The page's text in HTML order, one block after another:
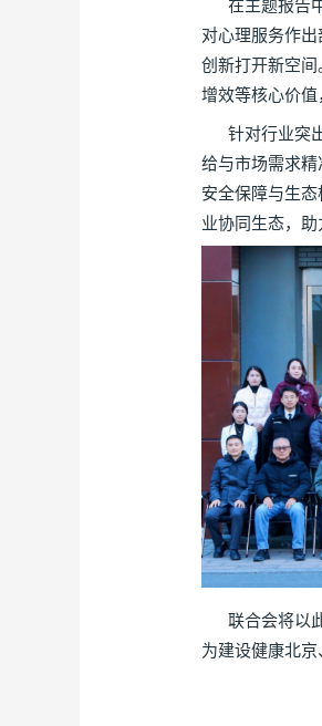
在主题报告中
对心理服务作
创新打开新空
增效等核心价值
针对行业突出
给与市场需求精
安全保障与生
业协同生态，助
联合会将以此
为建设健康北京